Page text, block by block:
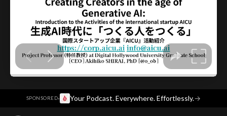
SPONSORED· Your Podcast. Everywhere. Effortlessly.→